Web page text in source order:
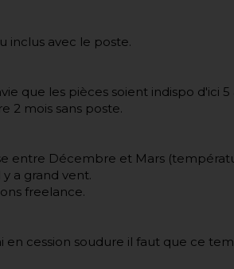
inclus avec le poste.
que les pièces soient indispo d'ici
2 mois sans poste.
entre Décembre et Mars
a grand vent.
freelance.
en cession soudure il faut que ce